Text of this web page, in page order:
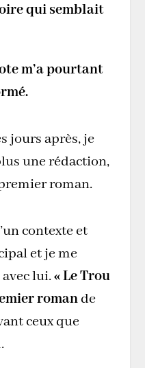
qui semblait
m’a pourtant
jours après, je
une rédaction,
roman.
contexte et
et je me
lui.« Le Trou
romande
ceux que